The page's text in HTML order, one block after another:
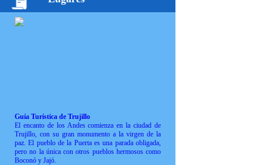
Guía Turística de Trujillo
El encanto de los Andes comienza en la ciudad de
Trujillo, con su gran monumento a la virgen de la
paz. El pueblo de la Puerta es una parada obligada,
pero no la única con otros pueblos hermosos como
Boconó y Jajó.